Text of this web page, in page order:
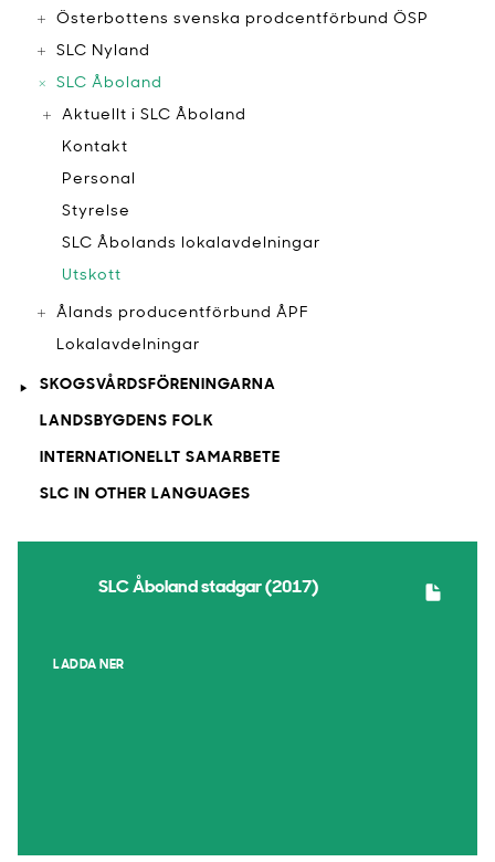
Österbottens svenska prodcentförbund ÖSP
SLC Nyland
SLC Åboland
Aktuellt i SLC Åboland
Kontakt
Personal
Styrelse
SLC Åbolands lokalavdelningar
Utskott
Ålands producentförbund ÅPF
Lokalavdelningar
SKOGSVÅRDSFÖRENINGARNA
LANDSBYGDENS FOLK
INTERNATIONELLT SAMARBETE
SLC IN OTHER LANGUAGES
SLC Åboland stadgar (2017)
LADDA NER